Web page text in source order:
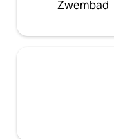
Zwembad